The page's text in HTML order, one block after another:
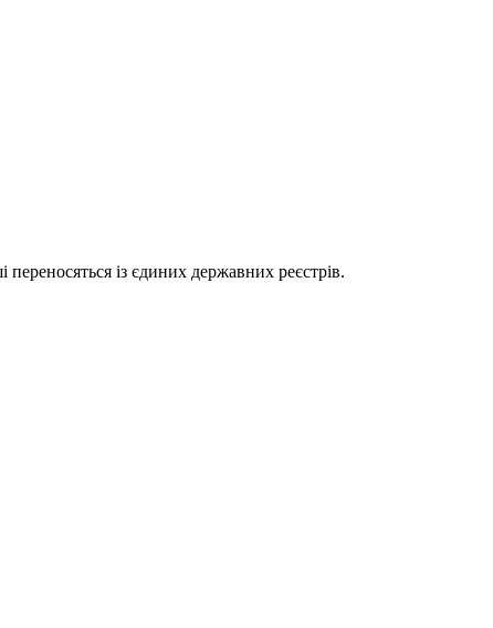
із єдиних державних реєстрів.